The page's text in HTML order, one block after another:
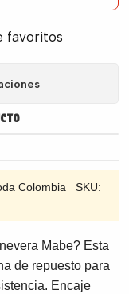
favoritos
Colombia SKU:
Mabe? Esta
de repuesto para
Encaje